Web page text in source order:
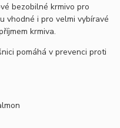
bezobilné krmivo pro
vhodné i pro velmi vybíravé
krmiva.
pomáhá v prevenci proti